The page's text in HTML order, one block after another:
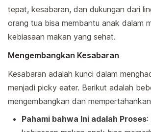
tepat, kesabaran, dan dukungan dari
orang tua bisa membantu anak dalam
kebiasaan makan yang sehat.
Mengembangkan Kesabaran
Kesabaran adalah kunci dalam
menjadi picky eater. Berikut adalah
mengembangkan dan
Pahami bahwa Ini adalah Proses: